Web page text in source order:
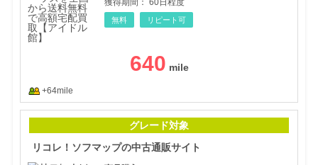
無料 リピート可
640
+64mile
グレード対象
リコレ！ソフマップの中古通販サイト